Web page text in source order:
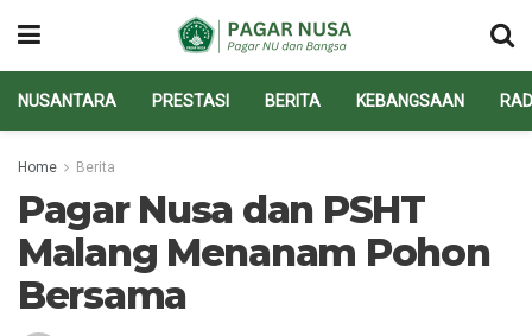
NUSANTARA PRESTASI BERITA KEBANGSAAN
Home Berita
Pagar Nusa dan PSHT
Malang Menanam Pohon
Bersama